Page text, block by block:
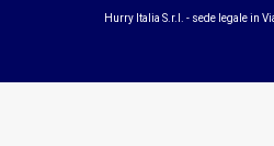
Hurry Italia S.r.l. - sede legale in